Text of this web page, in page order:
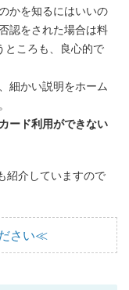
かを知るにはいいの
認をされた場合は料
ところも、良心的で
細かい説明をホーム
ード利用ができない
紹介していますので
さい≪